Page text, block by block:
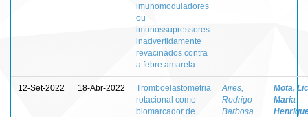
imunomoduladores
ou
imunossupressores
inadvertidamente
revacinados contra
a febre amarela
12-Set-2022 18-Abr-2022
Tromboelastometria
rotacional como
biomarcador de
Aires,
Rodrigo
Barbosa
Mota,
Maria